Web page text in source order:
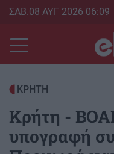
Skip
main
content
ΣΑΒ.08 ΑΥΓ 2026 06:09
ΚΡΗΤΗ
Κρήτη -
υπογραφή